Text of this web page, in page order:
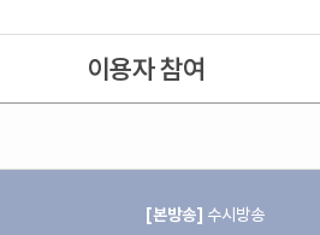
IPTV(KT, SKB, LGU+)
이용자 참여
[본방송] 수시방송